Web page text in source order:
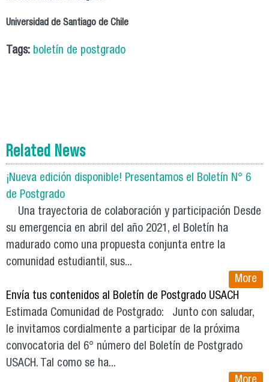
Universidad de Santiago de Chile
Tags: boletín de postgrado
Related News
¡Nueva edición disponible! Presentamos el Boletín N° 6
de Postgrado
Una trayectoria de colaboración y participación Desde
su emergencia en abril del año 2021, el Boletín ha
madurado como una propuesta conjunta entre la
comunidad estudiantil, sus...
More
Envía tus contenidos al Boletín de Postgrado USACH
Estimada Comunidad de Postgrado: Junto con saludar,
le invitamos cordialmente a participar de la próxima
convocatoria del 6° número del Boletín de Postgrado
USACH. Tal como se ha...